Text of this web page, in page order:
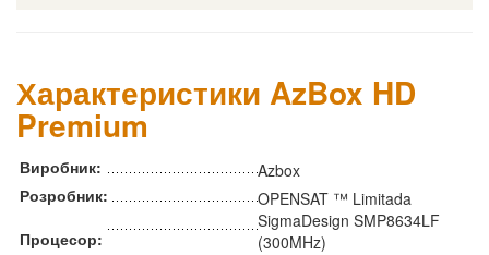
Характеристики AzBox HD
Premium
Виробник:
Azbox
Розробник:
OPENSAT ™ Limitada
Процесор:
SigmaDesign SMP8634LF
(300MHz)